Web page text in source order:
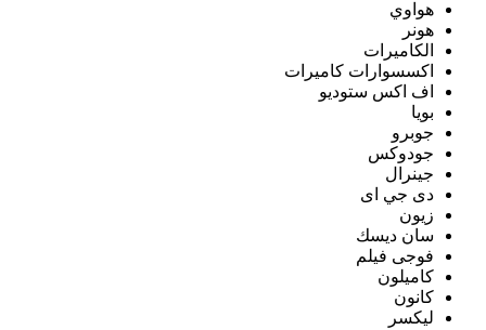
هواوي
هونر
الكاميرات
اكسسوارات كاميرات
اف اكس ستوديو
بويا
جوبرو
جودوكس
جينرال
دى جي اى
زيون
سان ديسك
فوجى فيلم
كاميلون
كانون
ليكسر